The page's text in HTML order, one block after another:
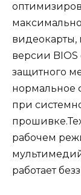
видеокарты,
версии BIOS
защитного
нормальное
при
рабочем
работает